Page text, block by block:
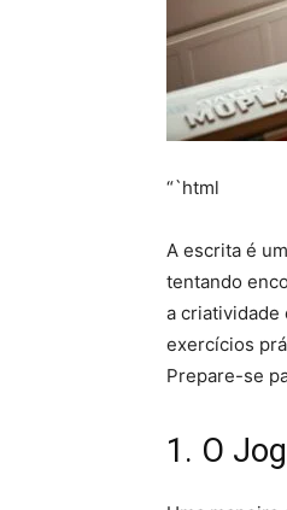
“`html
A escrita é
tentando
a criatividade
exercícios
Prepare-se
1. O